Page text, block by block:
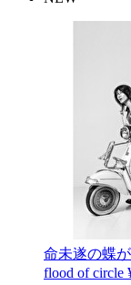
命未遂の蝶
flood of circle